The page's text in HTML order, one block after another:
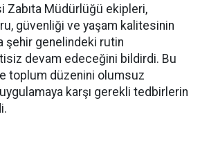
Zabıta Müdürlüğü ekipleri,
güvenliği ve yaşam kalitesinin
şehir genelindeki rutin
devam edeceğini bildirdi. Bu
toplum düzenini olumsuz
karşı gerekli tedbirlerin